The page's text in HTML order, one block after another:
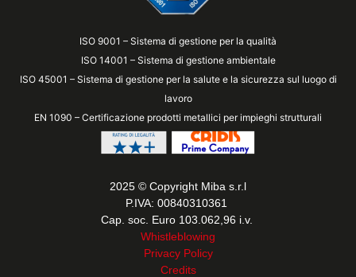
ISO 9001 – Sistema di gestione per la qualità
ISO 14001 – Sistema di gestione ambientale
ISO 45001 – Sistema di gestione per la salute e la sicurezza sul luogo di
lavoro
EN 1090 – Certificazione prodotti metallici per impieghi strutturali
2025 © Copyright Miba s.r.l
P.IVA: 00840310361
Cap. soc. Euro 103.062,96 i.v.
Whistleblowing
Privacy Policy
Credits